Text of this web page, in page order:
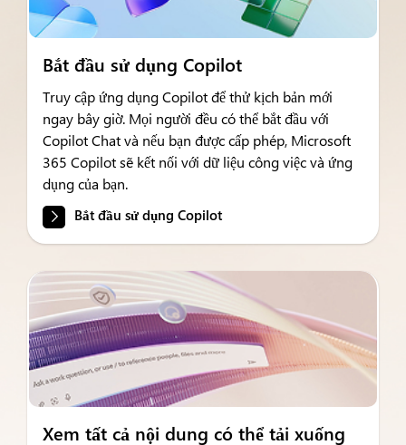
Bắt đầu sử dụng Copilot
Truy cập ứng dụng Copilot để thử kịch bản mới
ngay bây giờ. Mọi người đều có thể bắt đầu với
Copilot Chat và nếu bạn được cấp phép, Microsoft
365 Copilot sẽ kết nối với dữ liệu công việc và ứng
dụng của bạn.
Bắt đầu sử dụng Copilot
Xem tất cả nội dung có thể tải xuống